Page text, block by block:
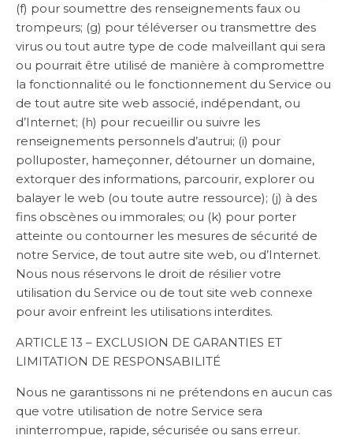
(f) pour soumettre des renseignements faux ou
trompeurs; (g) pour téléverser ou transmettre des
virus ou tout autre type de code malveillant qui sera
ou pourrait être utilisé de manière à compromettre
la fonctionnalité ou le fonctionnement du Service ou
de tout autre site web associé, indépendant, ou
d’Internet; (h) pour recueillir ou suivre les
renseignements personnels d’autrui; (i) pour
polluposter, hameçonner, détourner un domaine,
extorquer des informations, parcourir, explorer ou
balayer le web (ou toute autre ressource); (j) à des
fins obscènes ou immorales; ou (k) pour porter
atteinte ou contourner les mesures de sécurité de
notre Service, de tout autre site web, ou d’Internet.
Nous nous réservons le droit de résilier votre
utilisation du Service ou de tout site web connexe
pour avoir enfreint les utilisations interdites.
ARTICLE 13 – EXCLUSION DE GARANTIES ET
LIMITATION DE RESPONSABILITÉ
Nous ne garantissons ni ne prétendons en aucun cas
que votre utilisation de notre Service sera
ininterrompue, rapide, sécurisée ou sans erreur.